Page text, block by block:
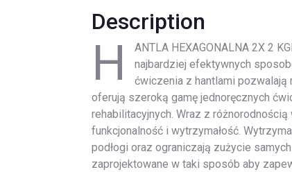
Description
H
ANTLA HEXAGONALNA 2X 2
najbardziej efektywnych
ćwiczenia z hantlami pozwalają
oferują szeroką gamę jednoręcznych
rehabilitacyjnych. Wraz z
funkcjonalność i wytrzymałość.
podłogi oraz ograniczają zużycie
zaprojektowane w taki sposób aby